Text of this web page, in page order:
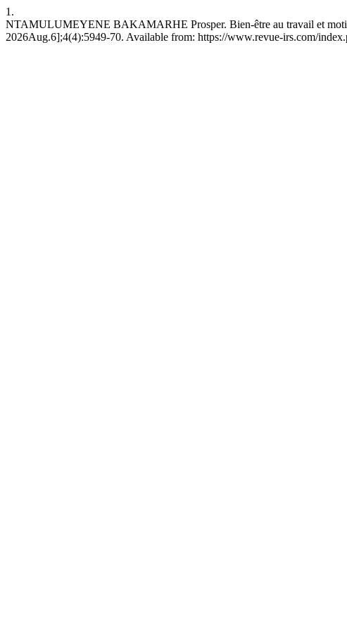
1.
NTAMULUMEYENE BAKAMARHE Prosper. Bien-être au travail et
2026Aug.6];4(4):5949-70. Available from: https://www.revue-irs.com/